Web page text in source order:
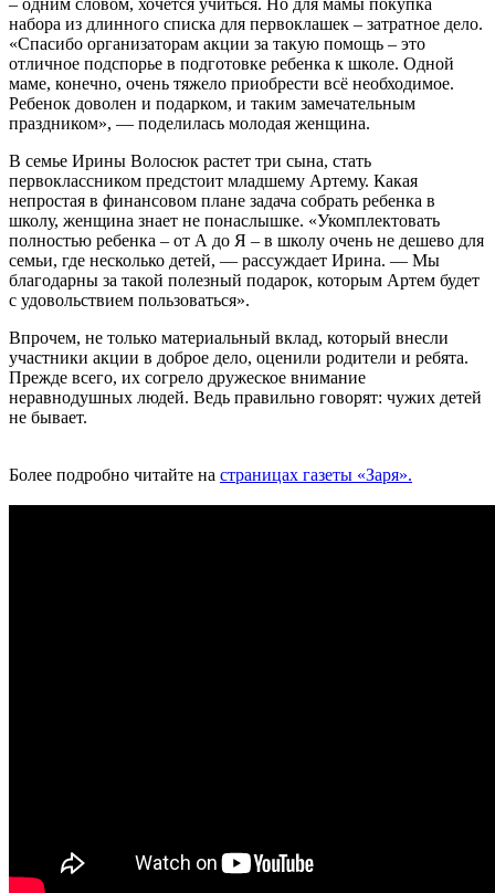
– одним словом, хочется учиться. Но для мамы покупка
набора из длинного списка для первоклашек – затратное дело.
«Спасибо организаторам акции за такую помощь – это
отличное подспорье в подготовке ребенка к школе. Одной
маме, конечно, очень тяжело приобрести всё необходимое.
Ребенок доволен и подарком, и таким замечательным
праздником», — поделилась молодая женщина.
В семье Ирины Волосюк растет три сына, стать
первоклассником предстоит младшему Артему. Какая
непростая в финансовом плане задача собрать ребенка в
школу, женщина знает не понаслышке. «Укомплектовать
полностью ребенка – от А до Я – в школу очень не дешево для
семьи, где несколько детей, — рассуждает Ирина. — Мы
благодарны за такой полезный подарок, которым Артем будет
с удовольствием пользоваться».
Впрочем, не только материальный вклад, который внесли
участники акции в доброе дело, оценили родители и ребята.
Прежде всего, их согрело дружеское внимание
неравнодушных людей. Ведь правильно говорят: чужих детей
не бывает.
Более подробно читайте на страницах газеты «Заря».